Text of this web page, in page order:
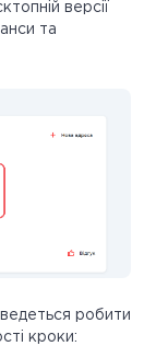
версії
та
робити
кроки: